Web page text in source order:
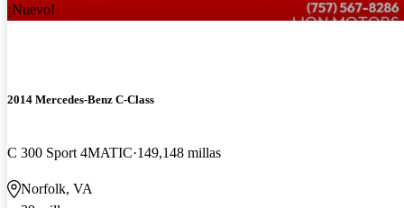
¡Nuevo!
2014 Mercedes-Benz C-Class
C 300 Sport 4MATIC 149,148 millas
Norfolk, VA